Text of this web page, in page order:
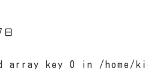
array key 0 in /home/